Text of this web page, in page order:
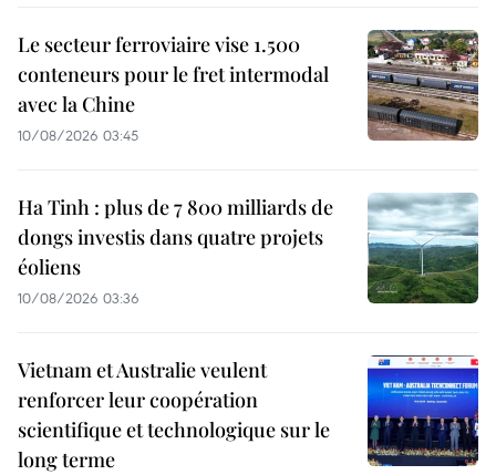
Le secteur ferroviaire vise 1.500
conteneurs pour le fret intermodal
avec la Chine
10/08/2026 03:45
Ha Tinh : plus de 7 800 milliards de
dongs investis dans quatre projets
éoliens
10/08/2026 03:36
Vietnam et Australie veulent
renforcer leur coopération
scientifique et technologique sur le
long terme